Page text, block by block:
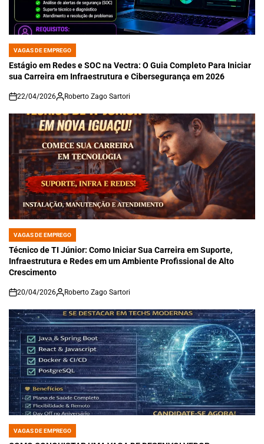
POSTED
IN
VAGAS DE EMPREGO
Estágio em Redes e SOC na Vectra: O Guia Completo Para Iniciar
sua Carreira em Infraestrutura e Cibersegurança em 2026
on
22/04/2026 Roberto Zago Sartori
POSTED
IN
VAGAS DE EMPREGO
Técnico de TI Júnior: Como Iniciar Sua Carreira em Suporte,
Infraestrutura e Redes em um Ambiente Profissional de Alto
Crescimento
on
20/04/2026 Roberto Zago Sartori
POSTED
VAGAS DE EMPREGO